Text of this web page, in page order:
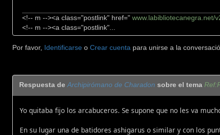
<!-- m --><a class="postlink" href=" www.labibliotecanegra.net/
<!-- m --><a class="postlink"...
Por favor, Identificarse o Crear cuenta para unirse a la
Respuesta deArchipirómano de Charadon sobre el tema
Yo quitaba fijo los arcabuceros. Se supone que no les va
En su lugar una de batidores ashigarus o similar y con los